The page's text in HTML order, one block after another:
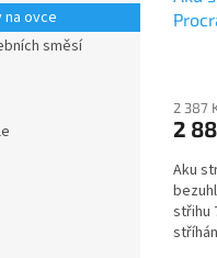
ovce
směsí
2 387
2
Aku
střihu